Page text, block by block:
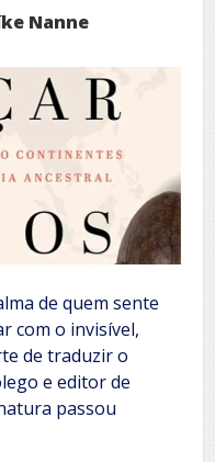
Nanne
de quem sente
com o invisível,
de traduzir o
e editor de
passou